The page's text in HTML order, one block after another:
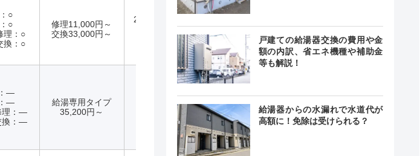
○
○
理：○
換：○
修理11,000円～
交換33,000円～
24時間 年中
最短20分
―
―
理：―
換：―
給湯専用タイプ
35,200円～
記載なし
戸建ての給湯器交換の費用や金
額の内訳、省エネ機種や補助金
等も解説！
給湯器からの水漏れで水道代が
高額に！免除は受けられる？